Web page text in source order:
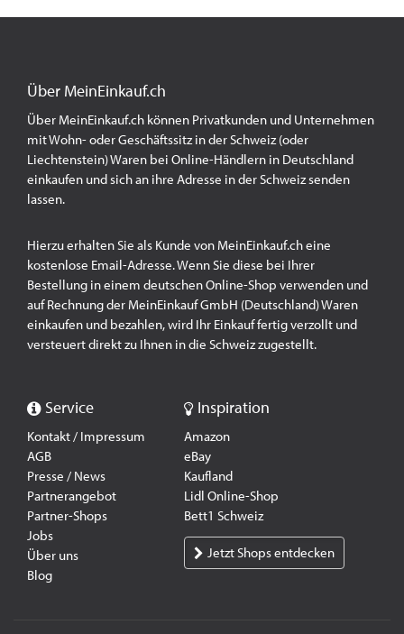
Über MeinEinkauf.ch
Über MeinEinkauf.ch können Privatkunden und Unternehmen
mit Wohn- oder Geschäftssitz in der Schweiz (oder
Liechtenstein) Waren bei Online-Händlern in Deutschland
einkaufen und sich an ihre Adresse in der Schweiz senden
lassen.
Hierzu erhalten Sie als Kunde von MeinEinkauf.ch eine
kostenlose Email-Adresse. Wenn Sie diese bei Ihrer
Bestellung in einem deutschen Online-Shop verwenden und
auf Rechnung der MeinEinkauf GmbH (Deutschland) Waren
einkaufen und bezahlen, wird Ihr Einkauf fertig verzollt und
versteuert direkt zu Ihnen in die Schweiz zugestellt.
Service
Kontakt / Impressum
AGB
Presse / News
Partnerangebot
Partner-Shops
Jobs
Über uns
Blog
Inspiration
Amazon
eBay
Kaufland
Lidl Online-Shop
Bett1 Schweiz
Jetzt Shops entdecken